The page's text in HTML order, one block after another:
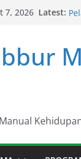
7, 2026 Latest: